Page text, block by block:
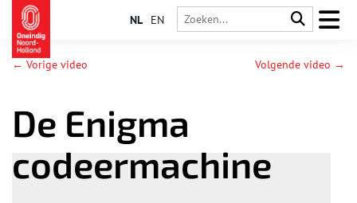
NL EN
← Vorige video Volgende video →
De Enigma
codeermachine